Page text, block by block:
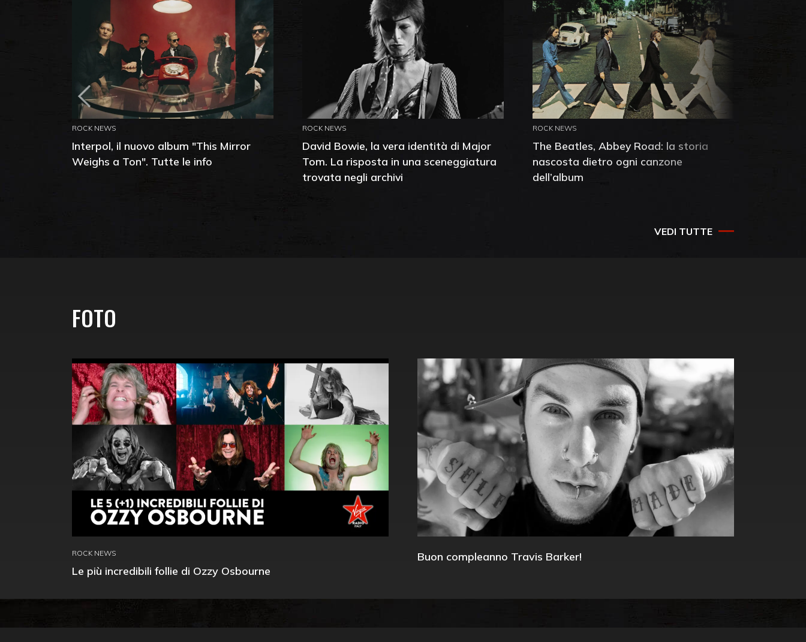
ROCK NEWS
Interpol, il nuovo album "This Mirror
Weighs a Ton". Tutte le info
ROCK NEWS
David Bowie, la vera identità di Major
Tom. La risposta in una sceneggiatura
trovata negli archivi
ROCK NEWS
The Beatles, Abbey Road: la storia
nascosta dietro ogni canzone
dell’album
VEDI TUTTE
FOTO
ROCK NEWS
Le più incredibili follie di Ozzy Osbourne
Buon compleanno Travis Barker!